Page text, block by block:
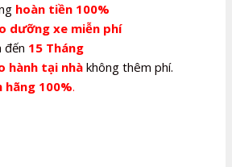
hoàn tiền 100%
dưỡng xe miễn phí
đến 15 Tháng
hành tại nhàkhông thêm phí.
hãng 100%.